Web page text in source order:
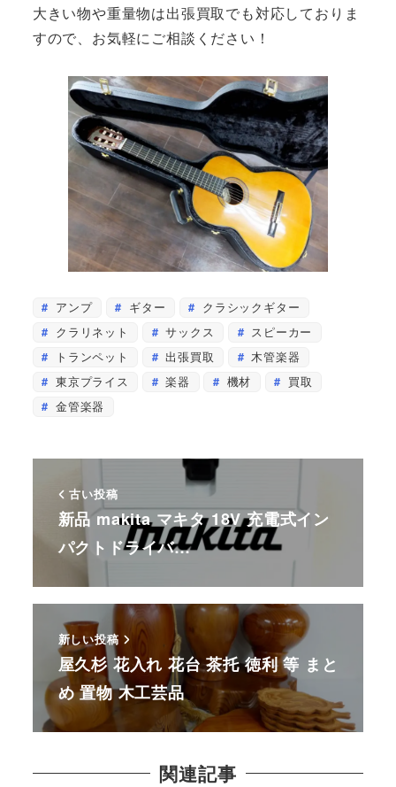
大きい物や重量物は出張買取でも対応しておりま
すので、お気軽にご相談ください！
アンプ ギター
クラシックギター
クラリネット
サックス
スピーカー
トランペット
出張買取
木管楽器
東京プライス
楽器 機材
買取
金管楽器
古い投稿
新品 makita マキタ 18V 充電式イン
パクトドライバ…
新しい投稿
屋久杉 花入れ 花台 茶托 徳利 等 まと
め 置物 木工芸品
関連記事